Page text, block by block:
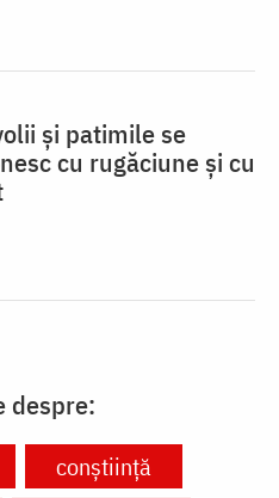
și patimile se
cu rugăciune și cu
despre:
conștiință